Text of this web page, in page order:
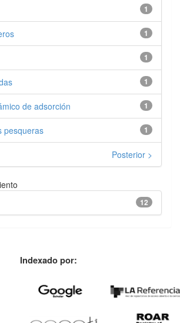
1
1
1
1
1
de adsorción
1
pesqueras
Posterior >
12
Indexado por: